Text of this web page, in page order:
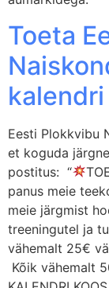
Toeta
kalendri
Eesti Plokkvibu
et koguda
postitus: “
panus meie
meie järgmist
treeningutel ja
vähemalt 25€
Kõik vähemalt